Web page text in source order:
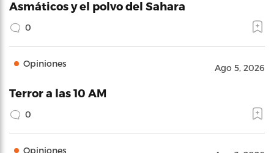
Asmáticos y el polvo del Sahara
0
Opiniones Ago 5, 2026
Terror a las 10 AM
0
Opiniones